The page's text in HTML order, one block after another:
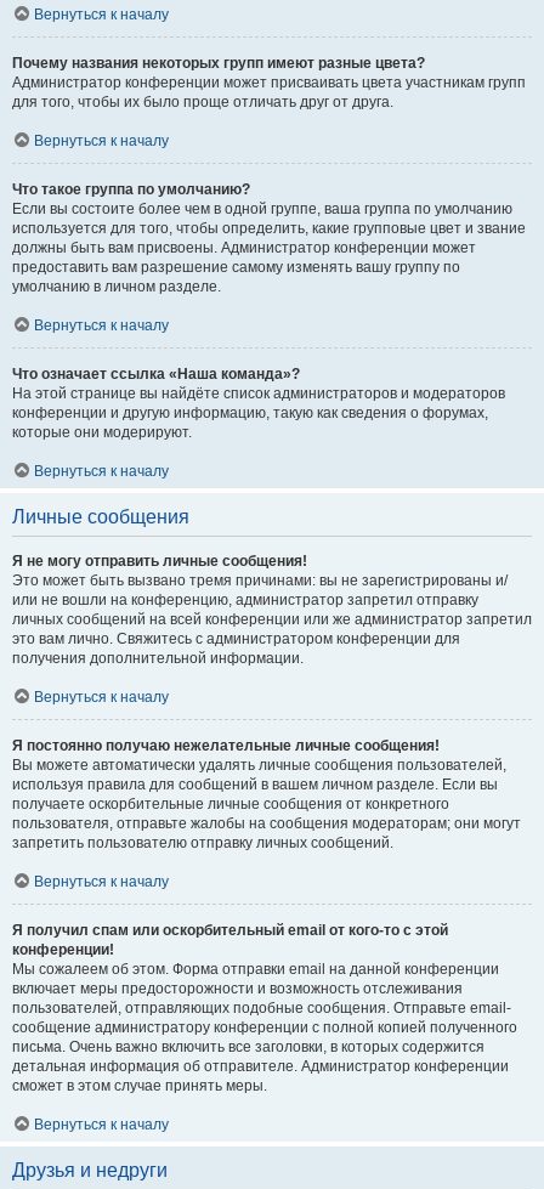
Вернуться к началу
Почему названия некоторых групп имеют разные цвета?
Администратор конференции может присваивать цвета участникам групп
для того, чтобы их было проще отличать друг от друга.
Вернуться к началу
Что такое группа по умолчанию?
Если вы состоите более чем в одной группе, ваша группа по умолчанию
используется для того, чтобы определить, какие групповые цвет и звание
должны быть вам присвоены. Администратор конференции может
предоставить вам разрешение самому изменять вашу группу по
умолчанию в личном разделе.
Вернуться к началу
Что означает ссылка «Наша команда»?
На этой странице вы найдёте список администраторов и модераторов
конференции и другую информацию, такую как сведения о форумах,
которые они модерируют.
Вернуться к началу
Личные сообщения
Я не могу отправить личные сообщения!
Это может быть вызвано тремя причинами: вы не зарегистрированы и/
или не вошли на конференцию, администратор запретил отправку
личных сообщений на всей конференции или же администратор запретил
это вам лично. Свяжитесь с администратором конференции для
получения дополнительной информации.
Вернуться к началу
Я постоянно получаю нежелательные личные сообщения!
Вы можете автоматически удалять личные сообщения пользователей,
используя правила для сообщений в вашем личном разделе. Если вы
получаете оскорбительные личные сообщения от конкретного
пользователя, отправьте жалобы на сообщения модераторам; они могут
запретить пользователю отправку личных сообщений.
Вернуться к началу
Я получил спам или оскорбительный email от кого-то с этой
конференции!
Мы сожалеем об этом. Форма отправки email на данной конференции
включает меры предосторожности и возможность отслеживания
пользователей, отправляющих подобные сообщения. Отправьте email-
сообщение администратору конференции с полной копией полученного
письма. Очень важно включить все заголовки, в которых содержится
детальная информация об отправителе. Администратор конференции
сможет в этом случае принять меры.
Вернуться к началу
Друзья и недруги